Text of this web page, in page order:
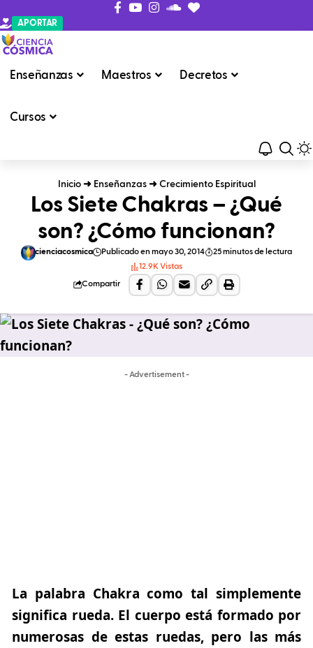
APORTAR
Enseñanzas Maestros Decretos
Cursos
Inicio➜ Enseñanzas➜ Crecimiento Espiritual
Los Siete Chakras – ¿Qué
son? ¿Cómo funcionan?
cienciacosmica Publicado en mayo 30, 2014
25 minutos de lectura
12.9K Vistas
Compartir
- Advertisement -
La palabra Chakra como tal simplemente
significa rueda. El cuerpo está formado por
numerosas de estas ruedas, pero las más